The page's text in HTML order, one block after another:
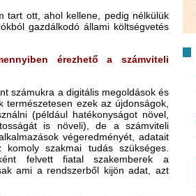
tart ott, ahol kellene, pedig nélkülük
gazdálkodó állami költségvetés
érezhető a számviteli
számukra a digitális megoldások és
ezek az újdonságok,
(például hatékonyságot növel,
is növeli), de a számviteli
végeredményét, adatait
szakmai tudás szükséges.
felvett fiatal szakemberek a
ami a rendszerből kijön adat, azt